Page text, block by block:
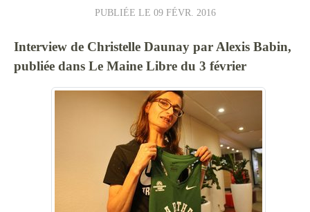
PUBLIÉE LE 09 FÉVR. 2016
Interview de Christelle Daunay par Alexis Babin,
publiée dans Le Maine Libre du 3 février